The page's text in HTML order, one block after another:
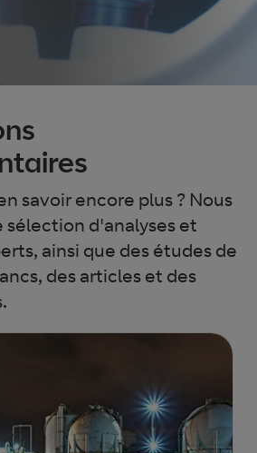
savoir encore plus ? Nous
sélection d'analyses et
ainsi que des études de
des articles et des